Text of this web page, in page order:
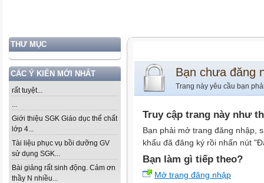
THƯ MỤC
CÁC Ý KIẾN MỚI NHẤT
rất tuyệt...
...
Giới thiệu SGK Giáo dục thể chất
lớp 4...
Tài liệu phục vụ bồi dưỡng GV
sử dụng SGK...
Bài giảng rất sinh động. Cảm ơn
thầy N nhiều...
Bạn chưa đăng
Trang này yêu cầu bạn
Truy cập trang này như
Bạn phải mở trang đăng nhập,
khẩu đã đăng ký rồi nhấn nút
Bạn làm gì tiếp theo?
Mở trang đăng nhập